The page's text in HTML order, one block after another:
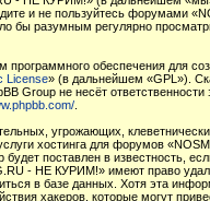
и не пользуйтесь форумами
бы разумным регулярно
обеспечения для
License» (в дальнейшем «GPL»).
Group не несёт
угрожающих,
хостинга для форумов
поставлен в известность,
- НЕ КУРИМ!» имеют право
в базе данных. Хотя эта
хакеров, которые могут